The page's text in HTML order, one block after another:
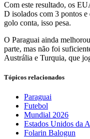
Com este resultado, os
D isolados com 3 pontos
golo conta, isso pesa.
O Paraguai ainda
parte, mas não foi
Austrália e Turquia, que
Tópicos relacionados
Paraguai
Futebol
Mundial 2026
Estados Unidos da
Folarin Balogun